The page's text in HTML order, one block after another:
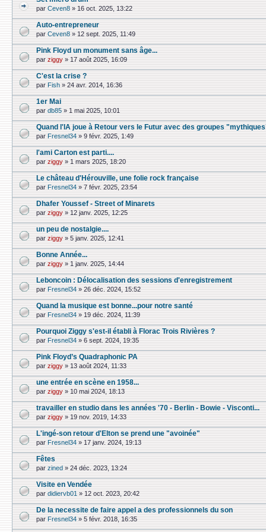
par Ceven8 » 16 oct. 2025, 13:22
Auto-entrepreneur
par Ceven8 » 12 sept. 2025, 11:49
Pink Floyd un monument sans âge...
par ziggy » 17 août 2025, 16:09
C'est la crise ?
par Fish » 24 avr. 2014, 16:36
1er Mai
par db85 » 1 mai 2025, 10:01
Quand l'IA joue à Retour vers le Futur avec des groupes
par Fresnel34 » 9 févr. 2025, 1:49
l'ami Carton est parti....
par ziggy » 1 mars 2025, 18:20
Le château d'Hérouville, une folie rock française
par Fresnel34 » 7 févr. 2025, 23:54
Dhafer Youssef - Street of Minarets
par ziggy » 12 janv. 2025, 12:25
un peu de nostalgie....
par ziggy » 5 janv. 2025, 12:41
Bonne Année...
par ziggy » 1 janv. 2025, 14:44
Leboncoin : Délocalisation des sessions d'enregistrement
par Fresnel34 » 26 déc. 2024, 15:52
Quand la musique est bonne...pour notre santé
par Fresnel34 » 19 déc. 2024, 11:39
Pourquoi Ziggy s'est-il établi à Florac Trois Rivières ?
par Fresnel34 » 6 sept. 2024, 19:35
Pink Floyd’s Quadraphonic PA
par ziggy » 13 août 2024, 11:33
une entrée en scène en 1958...
par ziggy » 10 mai 2024, 18:13
travailler en studio dans les années '70 - Berlin - Bowie - Visconti...
par ziggy » 19 nov. 2019, 14:33
L'ingé-son retour d'Elton se prend une "avoinée"
par Fresnel34 » 17 janv. 2024, 19:13
Fêtes
par zined » 24 déc. 2023, 13:24
Visite en Vendée
par didiervb01 » 12 oct. 2023, 20:42
De la necessite de faire appel a des professionnels du son
par Fresnel34 » 5 févr. 2018, 16:35